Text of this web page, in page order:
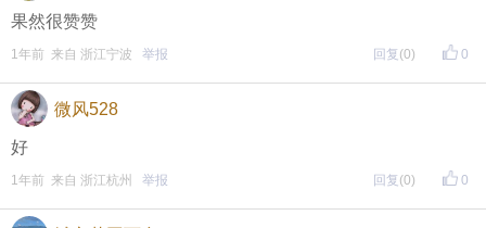
果然很赞赞
0
1年前 来自 浙江宁波 举报 回复 (0)
微风528
好
0
1年前 来自 浙江杭州 举报 回复 (0)